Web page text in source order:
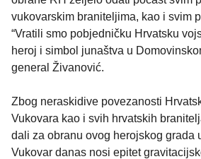
vukovarskim braniteljima, kao i svim
“Vratili smo pobjedničku Hrvatsku
heroj i simbol junaštva u
general Živanović.
Zbog neraskidive povezanosti
Vukovara kao i svih hrvatskih
dali za obranu ovog herojskog grada
Vukovar danas nosi epitet